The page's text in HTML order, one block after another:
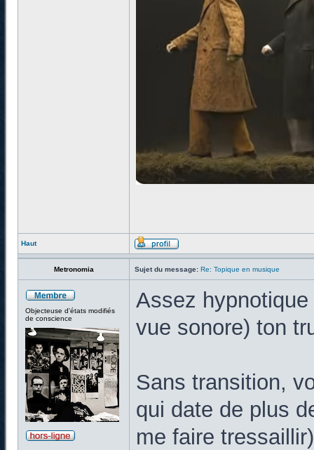
Haut
Metronomia Sujet du message: Re: Topique en musique
Objecteuse d'états modifiés
de conscience
Assez
vue sonore) ton
Sans transition,
qui date de plus
me faire